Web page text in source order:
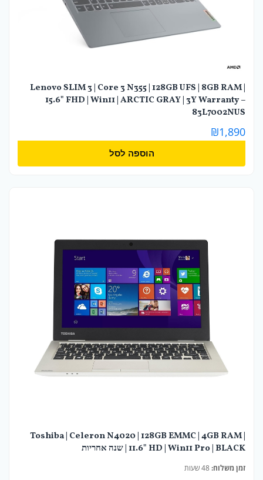
Lenovo SLIM 3 | Core 3 N355 | 128GB UFS | 8GB RAM |
15.6" FHD | Win11 | ARCTIC GRAY | 3Y Warranty –
83L7002NUS
₪1,890
הוספה לסל
Toshiba | Celeron N4020 | 128GB EMMC | 4GB RAM |
11.6" HD | Win11 Pro | BLACK | שנה אחריות
זמן משלוח: